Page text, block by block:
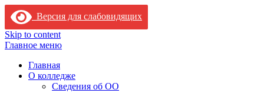
Версия для слабовидящих
Skip to content
Главное меню
Главная
О колледже
Сведения об ОО